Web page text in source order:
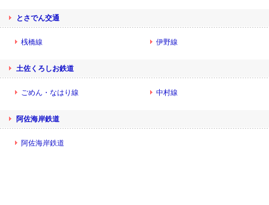
とさでん交通
桟橋線 伊野線
土佐くろしお鉄道
ごめん・なはり線 中村線
阿佐海岸鉄道
阿佐海岸鉄道